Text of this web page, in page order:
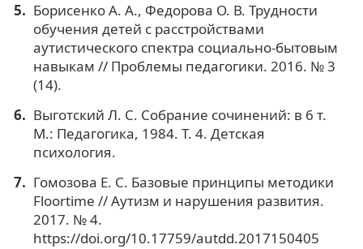
Борисенко А. А., Федорова О. В. Трудности
обучения детей с расстройствами
аутистического спектра социально-бытовым
навыкам // Проблемы педагогики. 2016. № 3
(14).
Выготский Л. С. Собрание сочинений: в 6 т.
М.: Педагогика, 1984. Т. 4. Детская
психология.
Гомозова Е. С. Базовые принципы методики
Floortime // Аутизм и нарушения развития.
2017. № 4.
https://doi.org/10.17759/autdd.2017150405